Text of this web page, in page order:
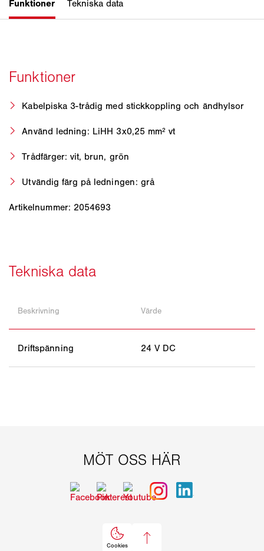
Kabelpiska 3-trådig med stickkoppling och ändhylsor
Använd ledning: LiHH 3x0,25 mm² vt
Trådfärger: vit, brun, grön
Utvändig färg på ledningen: grå
Artikelnummer: 2054693
Beskrivning Värde
Driftspänning 24 V DC